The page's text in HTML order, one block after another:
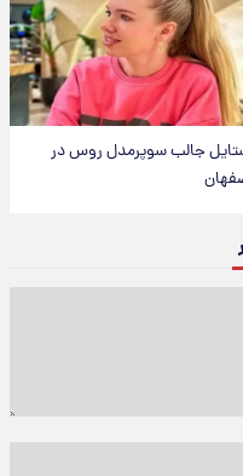
جالب سوپرمدل روس در